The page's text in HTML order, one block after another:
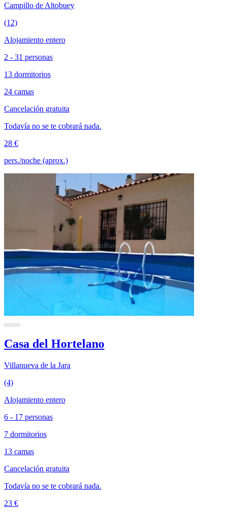
Campillo de Altobuey
(12)
Alojamiento entero
2 - 31 personas
13 dormitorios
24 camas
Cancelación gratuita
Todavía no se te cobrará nada.
28 €
pers./noche (aprox.)
Casa del Hortelano
Villanueva de la Jara
(4)
Alojamiento entero
6 - 17 personas
7 dormitorios
13 camas
Cancelación gratuita
Todavía no se te cobrará nada.
23 €